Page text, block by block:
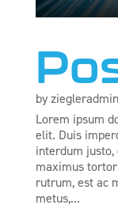
byziegleradmin
Lorem ipsum
elit. Duis
interdum
maximus
rutrum, est ac
metus,...